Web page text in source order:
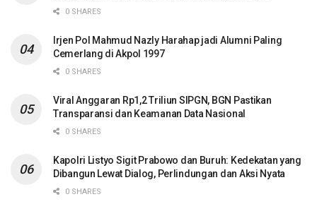
0 SHARES
Irjen Pol Mahmud Nazly Harahap jadi Alumni Paling
Cemerlang di Akpol 1997
0 SHARES
Viral Anggaran Rp1,2 Triliun SIPGN, BGN Pastikan
Transparansi dan Keamanan Data Nasional
0 SHARES
Kapolri Listyo Sigit Prabowo dan Buruh: Kedekatan yang
Dibangun Lewat Dialog, Perlindungan dan Aksi Nyata
0 SHARES